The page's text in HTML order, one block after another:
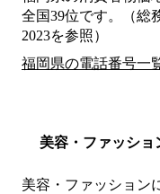
全国39位です。（総
2023を参照）
福岡県の電話番号一
美容・ファッショ
美容・ファッション